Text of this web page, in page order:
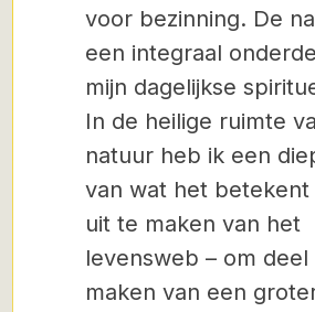
voor bezinning. De
een integraal
mijn dagelijkse
In de heilige ruimte
natuur heb ik een
van wat het betekent
uit te maken van het
levensweb – om deel
maken van een